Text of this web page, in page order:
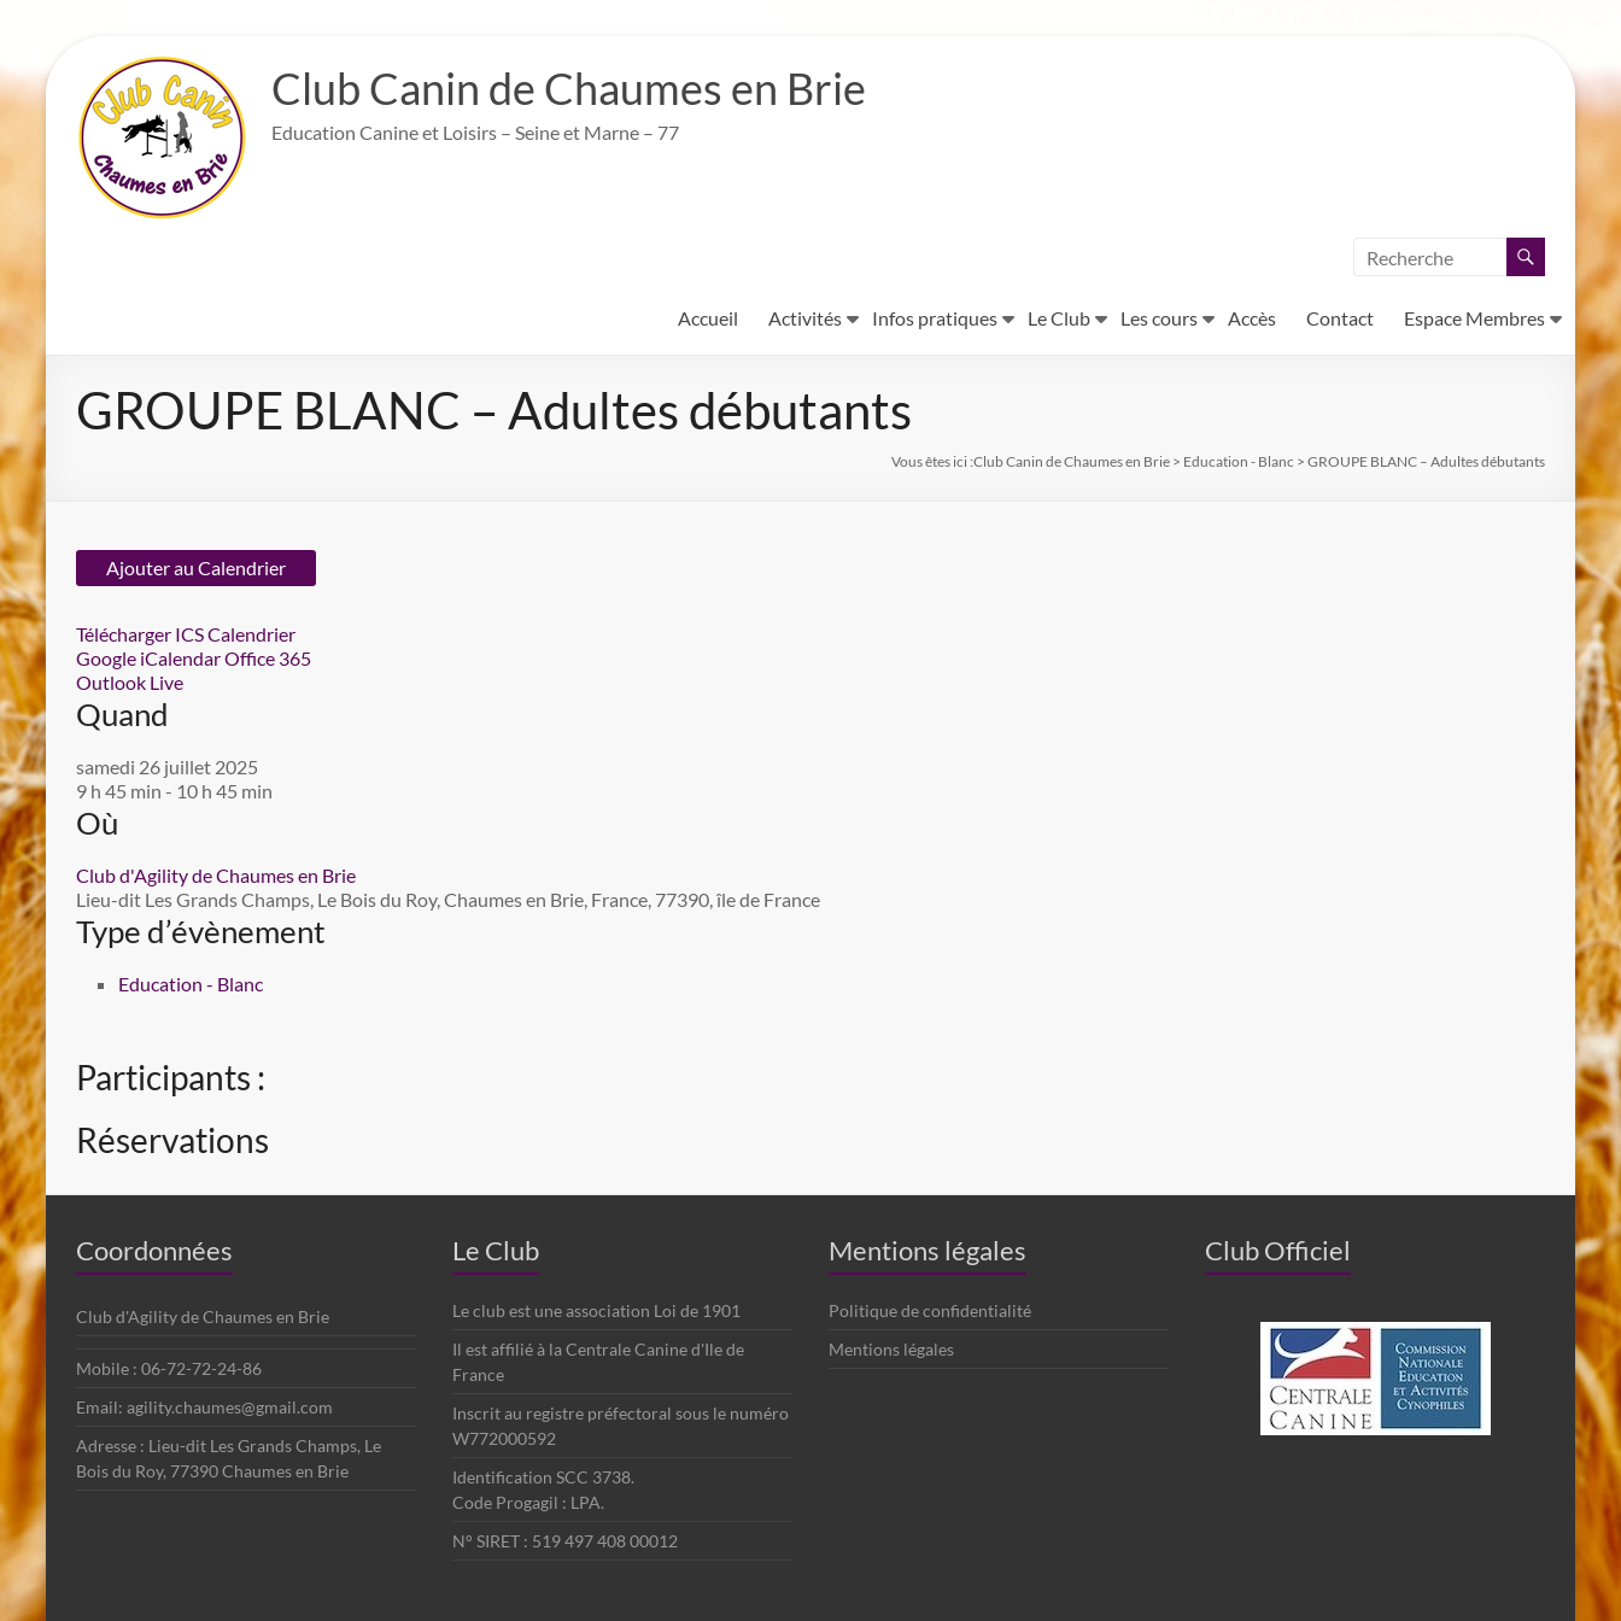
au
contenu
Club Canin de Chaumes en Brie
Education Canine et Loisirs – Seine et Marne – 77
Accueil Activités Infos pratiques Le Club Les cours Accès Contact Espace Membres
GROUPE BLANC – Adultes débutants
Vous êtes ici :Club Canin de Chaumes en Brie > Education - Blanc > GROUPE BLANC – Adultes débutants
Ajouter au Calendrier
Télécharger ICSCalendrier
Google iCalendarOffice 365
Outlook Live
Quand
samedi 26 juillet 2025
9 h 45 min - 10 h 45 min
Où
Club d'Agility de Chaumes en Brie
Lieu-dit Les Grands Champs, Le Bois du Roy, Chaumes en Brie, France, 77390, île de France
Type d’évènement
Education - Blanc
Participants :
Réservations
Coordonnées
Club d'Agility de Chaumes en Brie
Mobile : 06-72-72-24-86
Email: agility.chaumes@gmail.com
Adresse : Lieu-dit Les Grands Champs, Le
Bois du Roy, 77390 Chaumes en Brie
Le Club
Le club est une association Loi de 1901
Il est affilié à la Centrale Canine d'Ile de
France
Inscrit au registre préfectoral sous le numéro
W772000592
Identification SCC 3738.
Code Progagil : LPA.
N° SIRET : 519 497 408 00012
Mentions légales
Politique de confidentialité
Mentions légales
Club Officiel